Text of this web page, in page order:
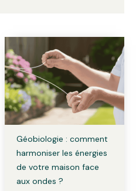
Géobiologie : comment
harmoniser les énergies
de votre maison face
aux ondes ?